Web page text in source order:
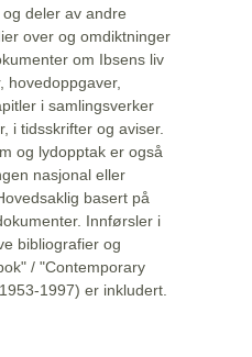
deler av andre
over og omdiktninger
om Ibsens liv
hovedoppgaver,
i samlingsverker
i tidsskrifter og aviser.
og lydopptak er også
nasjonal eller
basert på
Innførsler i
bibliografier og
/ "Contemporary
1997) er inkludert.